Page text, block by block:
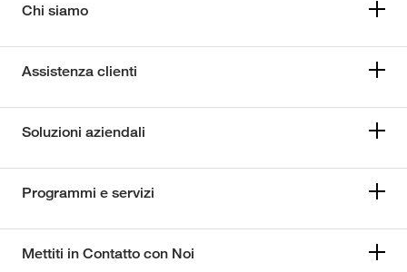
Chi siamo
Assistenza clienti
Soluzioni aziendali
Programmi e servizi
Mettiti in Contatto con Noi